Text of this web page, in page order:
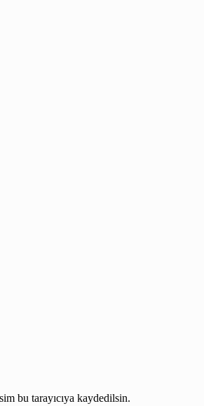
bu tarayıcıya kaydedilsin.